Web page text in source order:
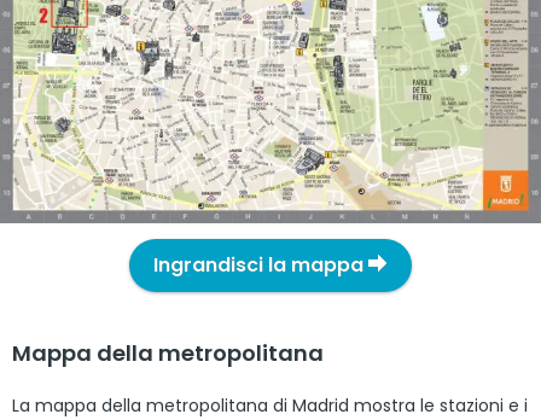
Ingrandisci la mappa
Mappa della metropolitana
La mappa della metropolitana di Madrid mostra le stazioni e i